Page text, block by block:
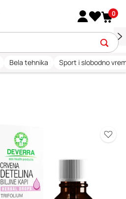
0
Bela tehnika Sport i slobodno